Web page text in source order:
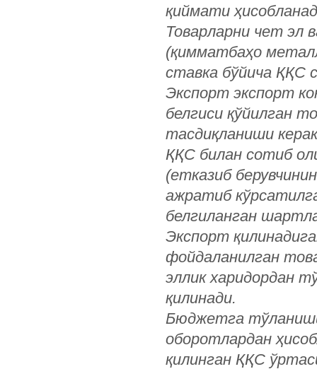
қиймати
Товарларни чет эл
(қимматбаҳо
ставка бўйича ҚҚС
Экспорт экспорт
белгиси қўйилган
тасдиқланиши
ҚҚС билан сотиб
(етказиб
ажратиб
белгиланган
Экспорт
фойдаланилган
эллик харидордан
қилинади.
Бюджетга
оборотлардан
қилинган ҚҚС